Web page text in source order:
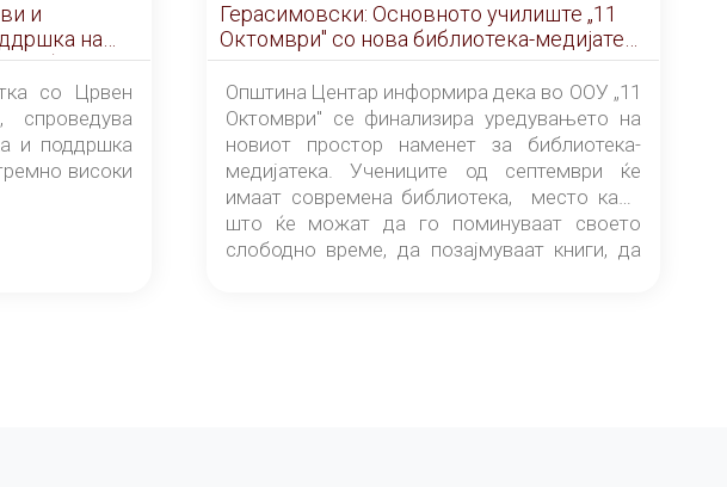
и
на
бран
со Црвен
и поддршка
високи
Герасимовски: Основното училиште „11
Октомври" со нова библиотека-медијатека
од септември
Општина Центар информира дека во ООУ „11
Октомври" се финализира уредувањето на
новиот простор наменет за библиотека-
медијатека. Учениците од септември ќе
имаат современа библиотека, место каде
што ќе можат да го поминуваат своето
слободно време, да позајмуваат книги, да